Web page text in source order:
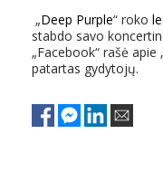
ASTROLOGIJA
POLITIKA
KULTŪRA
„Deep Purple“ roko
stabdo savo
„Facebook“ rašė
patartas gydytojų.